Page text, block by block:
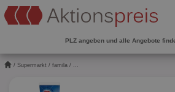
PLZ angeben und alle Angebote
/ Supermarkt / famila / ...